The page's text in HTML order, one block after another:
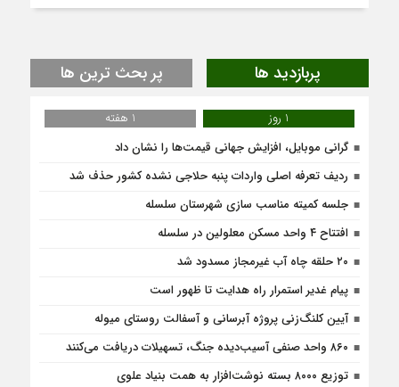
پربازدید ها پر بحث ترین ها
1 روز
1 هفته
گرانی موبایل، افزایش جهانی قیمت‌ها را نشان داد
ردیف تعرفه اصلی واردات پنبه حلاجی نشده کشور حذف شد
جلسه کمیته مناسب سازی شهرستان سلسله
افتتاح ۴ واحد مسکن معلولین در سلسله
۲۰ حلقه چاه آب غیرمجاز مسدود شد
پیام غدیر استمرار راه هدایت تا ظهور است
آیین کلنگ‌زنی پروژه آبرسانی و آسفالت روستای میوله
۸۶۰ واحد صنفی آسیب‌دیده جنگ، تسهیلات دریافت می‌کنند
توزیع ۸۰۰۰ بسته نوشت‌افزار به همت بنیاد علوی